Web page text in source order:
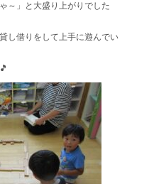
～」と大盛り上がりでした
し借りをして上手に遊んでい